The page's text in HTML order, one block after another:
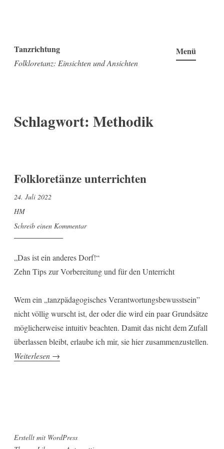
Inhalt
springen
Tanzrichtung
Folkloretanz: Einsichten und Ansichten
Menü
Schlagwort: Methodik
Folkloretänze unterrichten
24. Juli 2022
HM
Schreib einen Kommentar
„Das ist ein anderes Dorf!“
Zehn Tips zur Vorbereitung und für den Unterricht
Wem ein „tanzpädagogisches Verantwortungsbewusstsein”
nicht völlig wurscht ist, der oder die wird ein paar Grundsätze
möglicherweise intuitiv beachten. Damit das nicht dem Zufall
überlassen bleibt, erlaube ich mir, sie hier zusammenzustellen.
Weiterlesen „Folkloretänze
→
Erstellt mit WordPress